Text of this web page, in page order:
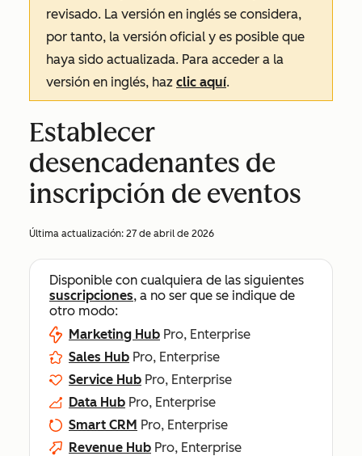
revisado. La versión en inglés se considera,
por tanto, la versión oficial y es posible que
haya sido actualizada. Para acceder a la
versión en inglés, haz clic aquí.
Establecer
desencadenantes de
inscripción de eventos
Última actualización: 27 de abril de 2026
Disponible con cualquiera de las siguientes
suscripciones, a no ser que se indique de
otro modo:
Marketing Hub Pro, Enterprise
Sales Hub Pro, Enterprise
Service Hub Pro, Enterprise
Data Hub Pro, Enterprise
Smart CRM Pro, Enterprise
Revenue Hub Pro, Enterprise